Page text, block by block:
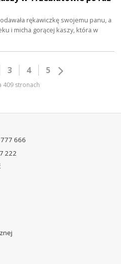
rękawiczkę swojemu panu, a
i micha gorącej kaszy, która w
3 4 5
409 stronach
666
222